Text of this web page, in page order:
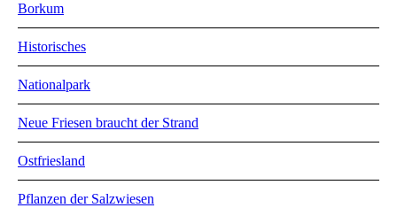
Borkum
Historisches
Nationalpark
Neue Friesen braucht der Strand
Ostfriesland
Pflanzen der Salzwiesen